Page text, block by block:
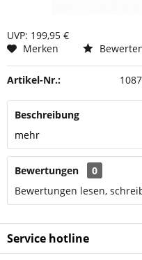
UVP: 199,95 €
Merken
Artikel-Nr.:
Beschreibung
mehr
Bewertungen
0
Bewertungen lesen,
Service hotline